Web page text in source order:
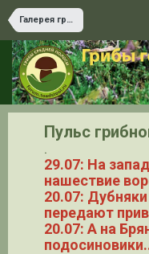
Галерея грибов
Пульс
.
29.07: На
нашествие
20.07:
передают
20.07: А на